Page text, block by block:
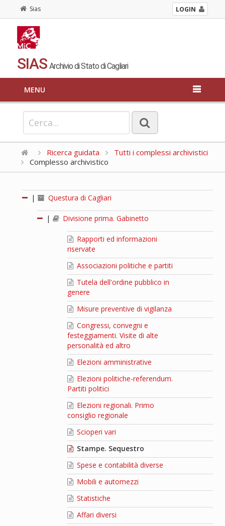
Sias LOGIN
SIAS Archivio di Stato di Cagliari
MENU
Ricerca guidata
Tutti i complessi archivistici
Complesso archivistico
| Questura di Cagliari
| Divisione prima. Gabinetto
Rapporti ed informazioni
riservate
Associazioni politiche e partiti
Tutela dell'ordine pubblico in
genere
Misure preventive di vigilanza
Congressi, convegni e
festeggiamenti. Visite di alte
personalità ed altro
Elezioni amministrative
Elezioni politiche-referendum.
Partiti politici
Elezioni regionali. Primo
consiglio regionale
Scioperi vari
Stampe. Sequestro
Spese e contabilità diverse
Mobili e automezzi
Statistiche
Affari diversi